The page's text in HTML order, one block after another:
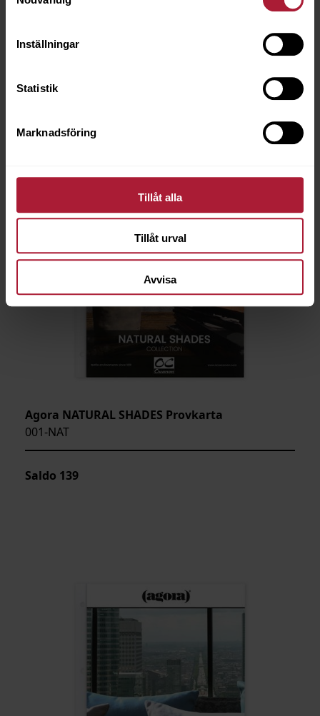
Inställningar
Statistik
Marknadsföring
Tillåt alla
Tillåt urval
Avvisa
Agora NATURAL SHADES Provkarta
001-NAT
Saldo 139